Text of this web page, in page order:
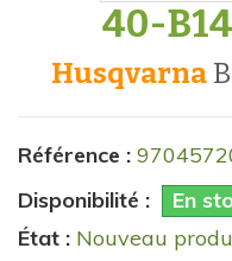
40-
Husqvarna
Référence :
Disponibilité :
En
État : Nouveau